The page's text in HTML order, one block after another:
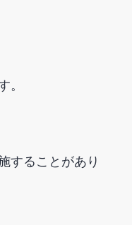
。
することがあり